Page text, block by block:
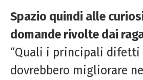
Spazio quindi alle
domande rivolte dai
“Quali i principali difetti
dovrebbero migliorare